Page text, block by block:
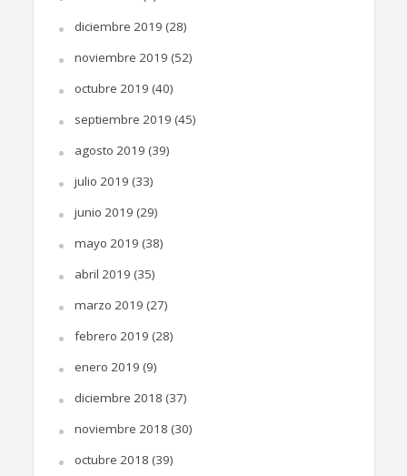
diciembre 2019 (28)
noviembre 2019 (52)
octubre 2019 (40)
septiembre 2019 (45)
agosto 2019 (39)
julio 2019 (33)
junio 2019 (29)
mayo 2019 (38)
abril 2019 (35)
marzo 2019 (27)
febrero 2019 (28)
enero 2019 (9)
diciembre 2018 (37)
noviembre 2018 (30)
octubre 2018 (39)